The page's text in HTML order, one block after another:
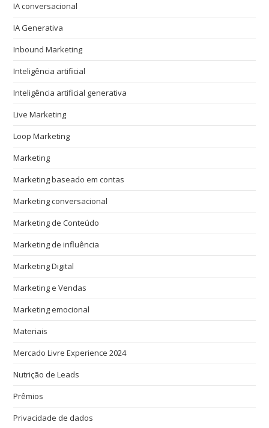
IA conversacional
IA Generativa
Inbound Marketing
Inteligência artificial
Inteligência artificial generativa
Live Marketing
Loop Marketing
Marketing
Marketing baseado em contas
Marketing conversacional
Marketing de Conteúdo
Marketing de influência
Marketing Digital
Marketing e Vendas
Marketing emocional
Materiais
Mercado Livre Experience 2024
Nutrição de Leads
Prêmios
Privacidade de dados